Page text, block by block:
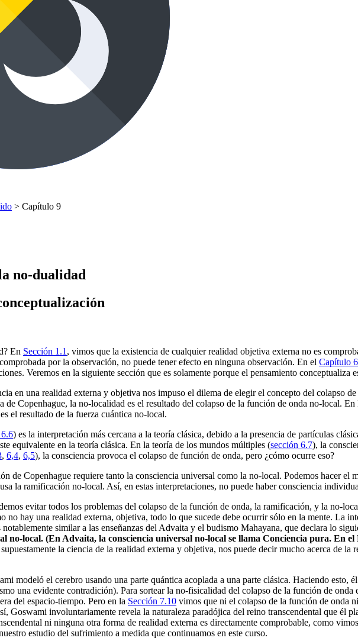
> Capítulo 9
no-dualidad
En Sección 1.1, vimos que la existencia de cualquier realidad objetiva externa no es
por la observación, no puede tener efecto en ninguna observación. En el Capítulo 6
Veremos en la siguiente sección que es solamente porque el pensamiento conceptualiza
en una realidad externa y objetiva nos impuso el dilema de elegir el concepto del colapso
de Copenhague, la no-localidad es el resultado del colapso de la función de onda no-local.
el resultado de la fuerza cuántica no-local.
) es la interpretación más cercana a la teoría clásica, debido a la presencia de partículas
equivalente en la teoría clásica. En la teoría de los mundos múltiples (sección 6.7), la
, 6,4, 6,5), la consciencia provoca el colapso de función de onda, pero ¿cómo ocurre eso?
de Copenhague requiere tanto la consciencia universal como la no-local. Podemos hacer el
la ramificación no-local. Así, en estas interpretaciones, no puede haber consciencia
evitar todos los problemas del colapso de la función de onda, la ramificación, y la no-
no hay una realidad externa, objetiva, todo lo que sucede debe ocurrir sólo en la mente. La
similar a las enseñanzas del Advaita y el budismo Mahayana, que declara lo
no-local. (En Advaita, la consciencia universal no-local se llama Conciencia pura. En
la ciencia de la realidad externa y objetiva, nos puede decir mucho acerca de la
modeló el cerebro usando una parte quántica acoplada a una parte clásica. Haciendo esto,
una evidente contradición). Para sortear la no-fisicalidad del colapso de la función de
del espacio-tiempo. Pero en la Sección 7.10 vimos que ni el colapso de la función de onda
Goswami involuntariamente revela la naturaleza paradójica del reino transcendental que él
ni ninguna otra forma de realidad externa es directamente comprobable, como
estudio del sufrimiento a medida que continuamos en este curso.